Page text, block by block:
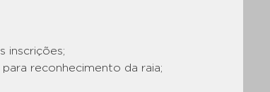
inscrições;
reconhecimento da raia;